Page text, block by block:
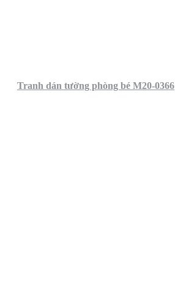
Tranh dán tường phòng bé M20-0366